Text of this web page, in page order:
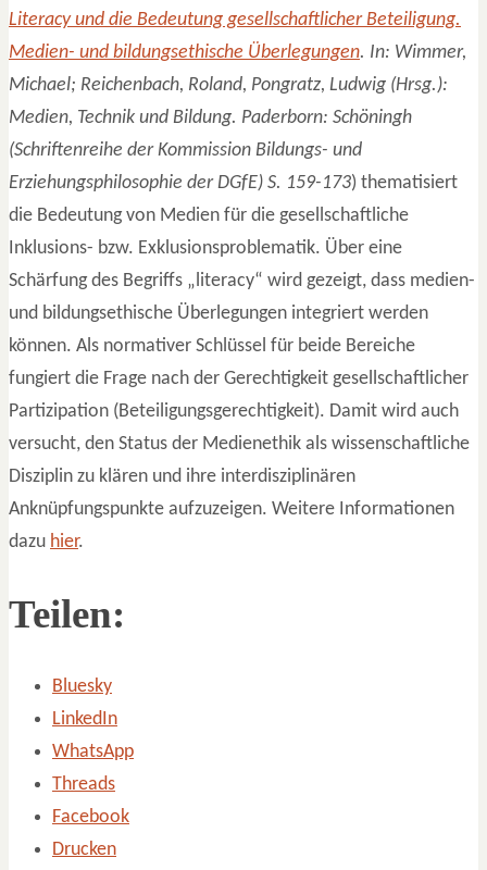
Literacy und die Bedeutung gesellschaftlicher Beteiligung.
Medien- und bildungsethische Überlegungen. In: Wimmer,
Michael; Reichenbach, Roland, Pongratz, Ludwig (Hrsg.):
Medien, Technik und Bildung. Paderborn: Schöningh
(Schriftenreihe der Kommission Bildungs- und
Erziehungsphilosophie der DGfE) S. 159-173) thematisiert
die Bedeutung von Medien für die gesellschaftliche
Inklusions- bzw. Exklusionsproblematik. Über eine
Schärfung des Begriffs „literacy“ wird gezeigt, dass medien-
und bildungsethische Überlegungen integriert werden
können. Als normativer Schlüssel für beide Bereiche
fungiert die Frage nach der Gerechtigkeit gesellschaftlicher
Partizipation (Beteiligungsgerechtigkeit). Damit wird auch
versucht, den Status der Medienethik als wissenschaftliche
Disziplin zu klären und ihre interdisziplinären
Anknüpfungspunkte aufzuzeigen. Weitere Informationen
dazu hier.
Teilen:
Bluesky
LinkedIn
WhatsApp
Threads
Facebook
Drucken